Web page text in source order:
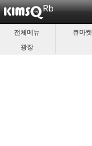
전체메뉴 큐마켓
광장